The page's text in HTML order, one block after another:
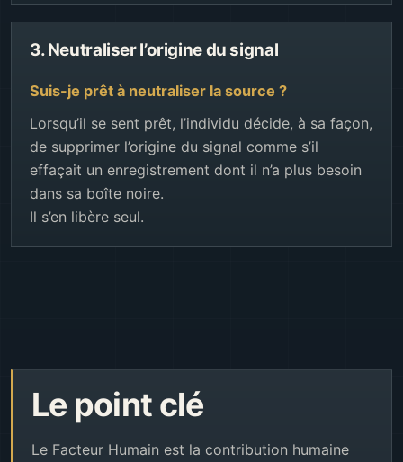
3. Neutraliser l’origine du signal
Suis-je prêt à neutraliser la source ?
Lorsqu’il se sent prêt, l’individu décide, à sa façon,
de supprimer l’origine du signal comme s’il
effaçait un enregistrement dont il n’a plus besoin
dans sa boîte noire.
Il s’en libère seul.
Le point clé
Le Facteur Humain est la contribution humaine